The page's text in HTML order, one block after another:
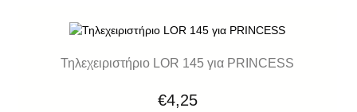
Τηλεχειριστήριο LOR 145 για PRINCESS
€4,25